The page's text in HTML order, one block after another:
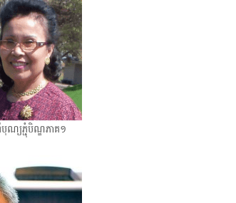
បុណ្យភ្ជុំបិណ្ឌ​ភាគ១